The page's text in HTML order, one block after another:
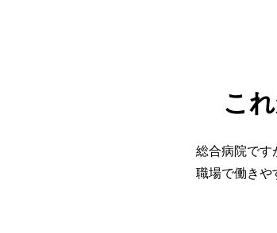
こ
総合病院です
職場で働きや